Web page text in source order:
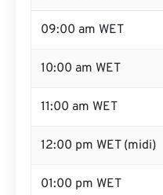
09:00 am WET
10:00 am WET
11:00 am WET
12:00 pm WET (midi)
01:00 pm WET